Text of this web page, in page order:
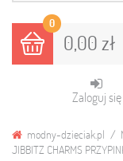
0
0,00 zł
Zaloguj się
modny-dzieciak.pl
JIBBITZ CHARMS